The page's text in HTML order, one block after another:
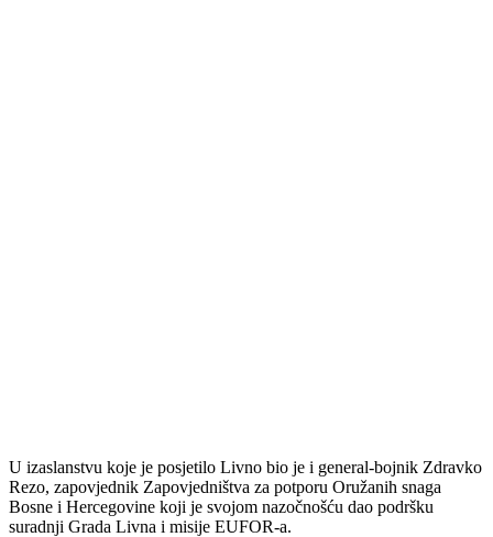
U izaslanstvu koje je posjetilo Livno bio je i general-bojnik Zdravko
Rezo, zapovjednik Zapovjedništva za potporu Oružanih snaga
Bosne i Hercegovine koji je svojom nazočnošću dao podršku
suradnji Grada Livna i misije EUFOR-a.